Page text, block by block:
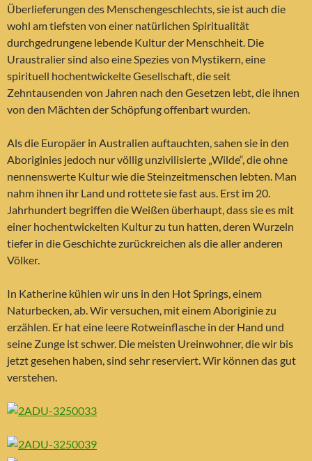
Überlieferungen des Menschengeschlechts, sie ist auch die
wohl am tiefsten von einer natürlichen Spiritualität
durchgedrungene lebende Kultur der Menschheit. Die
Uraustralier sind also eine Spezies von Mystikern, eine
spirituell hochentwickelte Gesellschaft, die seit
Zehntausenden von Jahren nach den Gesetzen lebt, die ihnen
von den Mächten der Schöpfung offenbart wurden.
Als die Europäer in Australien auftauchten, sahen sie in den
Aboriginies jedoch nur völlig unzivilisierte „Wilde“, die ohne
nennenswerte Kultur wie die Steinzeitmenschen lebten. Man
nahm ihnen ihr Land und rottete sie fast aus. Erst im 20.
Jahrhundert begriffen die Weißen überhaupt, dass sie es mit
einer hochentwickelten Kultur zu tun hatten, deren Wurzeln
tiefer in die Geschichte zurückreichen als die aller anderen
Völker.
In Katherine kühlen wir uns in den Hot Springs, einem
Naturbecken, ab. Wir versuchen, mit einem Aboriginie zu
erzählen. Er hat eine leere Rotweinflasche in der Hand und
seine Zunge ist schwer. Die meisten Ureinwohner, die wir bis
jetzt gesehen haben, sind sehr reserviert. Wir können das gut
verstehen.